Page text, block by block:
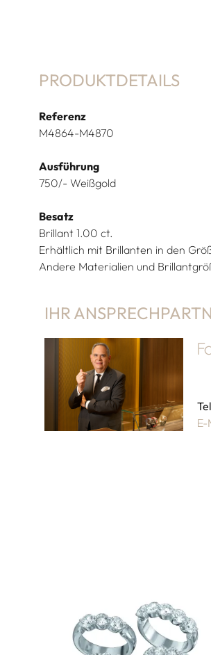
PRODUKTDETAILS
Referenz
M4864-M4870
Ausführung
750/- Weißgold
Besatz
Brillant 1.00 ct.
Erhältlich mit Brillanten in den
Andere Materialien und
IHR
E-